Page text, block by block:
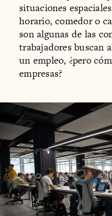
situaciones
horario, comedor o
son algunas de las
trabajadores buscan
un empleo, ¿pero
empresas?